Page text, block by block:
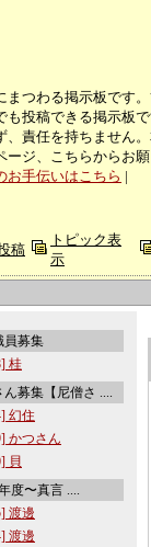
まつわる掲示板です
も投稿できる掲示板
、責任を持ちません
ージ、こちらからお
お手伝いはこちら |
稿
トピック表
示
員募集
桂
ん募集【尼僧さ ....
幻住
かつさん
貝
度〜真言 ....
渡邊
渡邊